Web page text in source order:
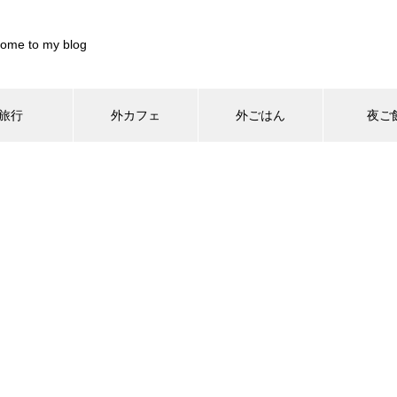
to my blog
行 外カフェ 外ごはん 夜ご